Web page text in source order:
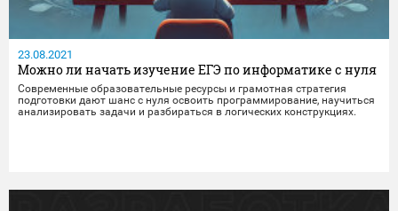
23.08.2021
Можно ли начать изучение ЕГЭ по информатике с нуля
Современные образовательные ресурсы и грамотная стратегия
подготовки дают шанс с нуля освоить программирование, научиться
анализировать задачи и разбираться в логических конструкциях.